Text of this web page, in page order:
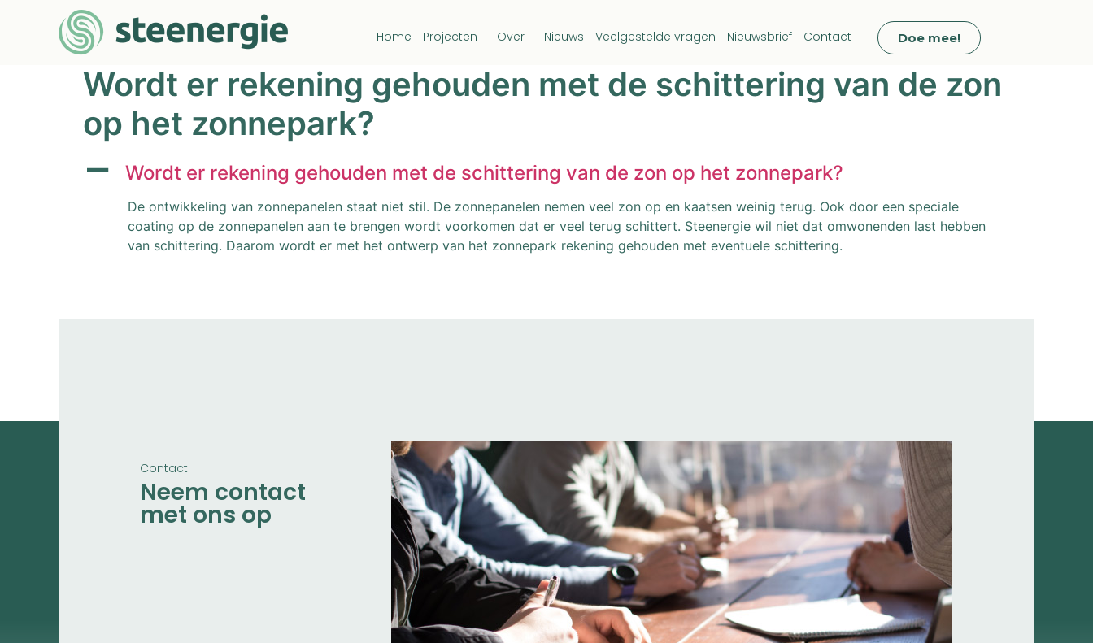
Home Projecten Over Nieuws Veelgestelde vragen Nieuwsbrief Contact Doe mee!
Wordt er rekening gehouden met de schittering van de zon
op het zonnepark?
A Wordt er rekening gehouden met de schittering van de zon op het zonnepark?
De ontwikkeling van zonnepanelen staat niet stil. De zonnepanelen nemen veel zon op en kaatsen weinig terug. Ook door een speciale
coating op de zonnepanelen aan te brengen wordt voorkomen dat er veel terug schittert. Steenergie wil niet dat omwonenden last hebben
van schittering. Daarom wordt er met het ontwerp van het zonnepark rekening gehouden met eventuele schittering.
Contact
Neem contact
met ons op